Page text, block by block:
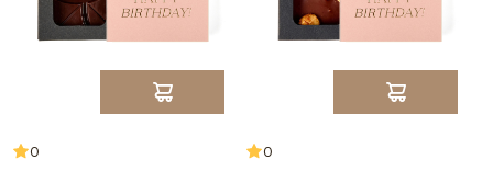
0
0